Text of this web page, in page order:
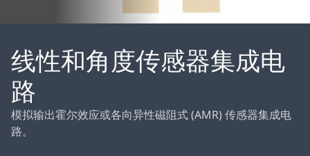
线性和角度传感器集成电
路
模拟输出霍尔效应或各向异性磁阻式 (AMR) 传感器集成电
路。